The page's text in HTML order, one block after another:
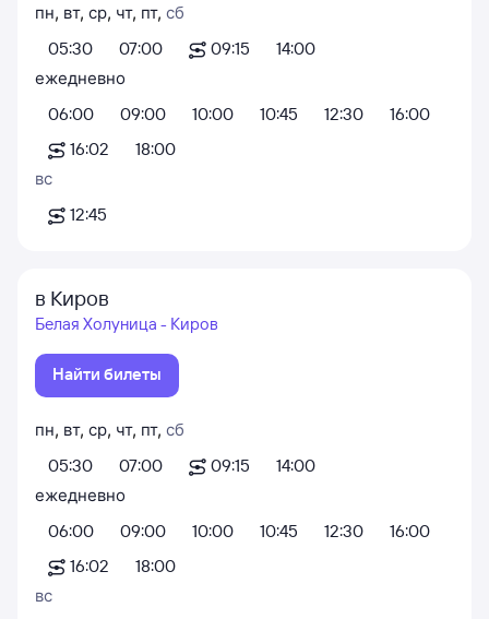
пн, вт, ср, чт, пт, сб
05:30
07:00 09:15
14:00
ежедневно
06:00
09:00 10:00 10:45 12:30
16:00
16:02
18:00
вс
12:45
в Киров
Белая Холуница - Киров
Найти билеты
пн, вт, ср, чт, пт, сб
05:30
07:00 09:15
14:00
ежедневно
06:00
09:00 10:00 10:45 12:30
16:00
16:02
18:00
вс